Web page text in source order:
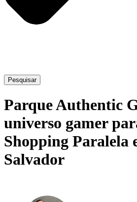
Pesquisar
Parque Authentic
universo gamer
Shopping Paralela
Salvador